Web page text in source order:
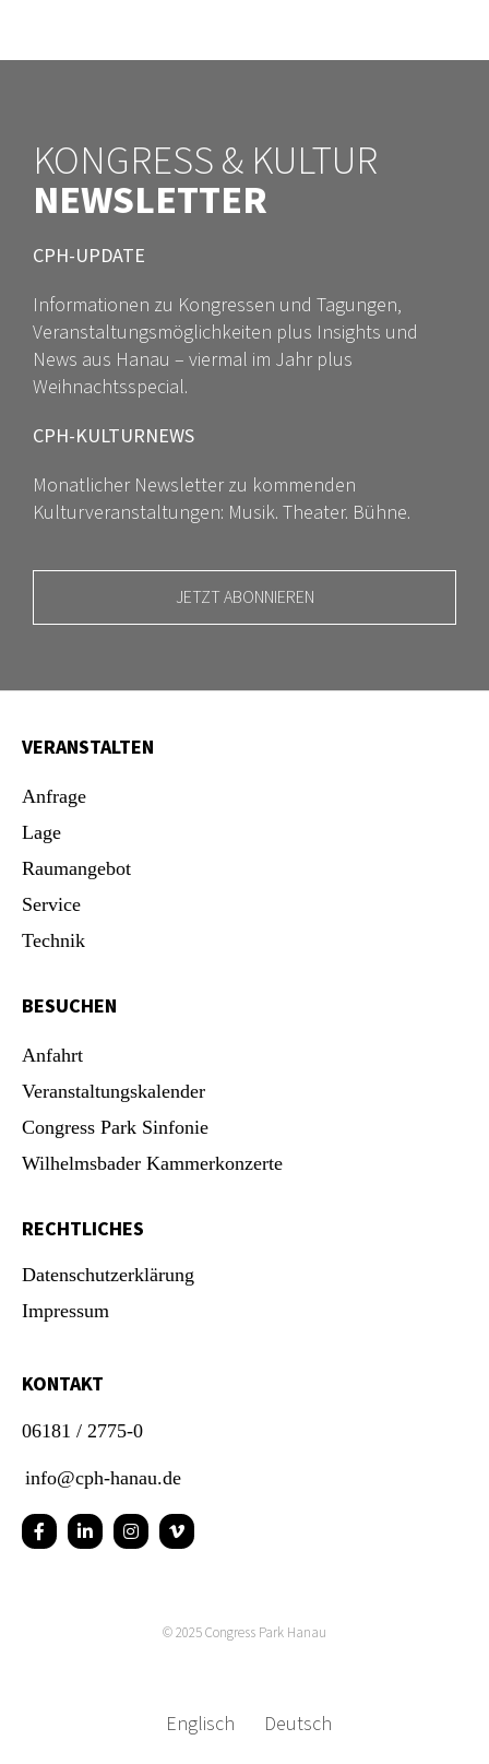
KONGRESS & KULTUR
NEWSLETTER
CPH-UPDATE
Informationen zu Kongressen und Tagungen,
Veranstaltungsmöglichkeiten plus Insights und
News aus Hanau – viermal im Jahr plus
Weihnachtsspecial.
CPH-KULTURNEWS
Monatlicher Newsletter zu kommenden
Kulturveranstaltungen: Musik. Theater. Bühne.
JETZT ABONNIEREN
VERANSTALTEN
Anfrage
Lage
Raumangebot
Service
Technik
BESUCHEN
Anfahrt
Veranstaltungskalender
Congress Park Sinfonie
Wilhelmsbader Kammerkonzerte
RECHTLICHES
Datenschutzerklärung
Impressum
KONTAKT
06181 / 2775-0
info@cph-hanau.de
© 2025Congress Park Hanau
Englisch Deutsch